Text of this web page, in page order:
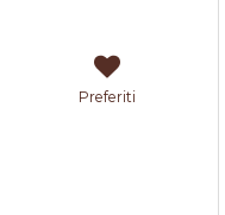
Preferiti